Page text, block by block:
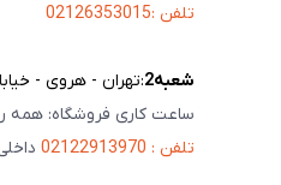
تلفن :02126353015
شعبه‌2 :تهران - هروی -
ساعت کاری فروشگاه: همه روزه / 10 صبح
تلفن : 02122913970
داخلی